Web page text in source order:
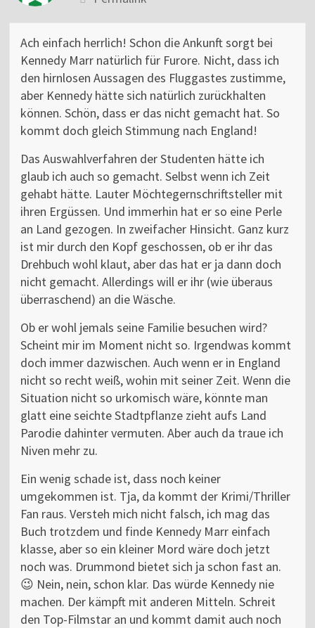
Ach einfach herrlich! Schon die Ankunft sorgt bei
Kennedy Marr natürlich für Furore. Nicht, dass ich
den hirnlosen Aussagen des Fluggastes zustimme,
aber Kennedy hätte sich natürlich zurückhalten
können. Schön, dass er das nicht gemacht hat. So
kommt doch gleich Stimmung nach England!
Das Auswahlverfahren der Studenten hätte ich
glaub ich auch so gemacht. Selbst wenn ich Zeit
gehabt hätte. Lauter Möchtegernschriftsteller mit
ihren Ergüssen. Und immerhin hat er so eine Perle
an Land gezogen. In zweifacher Hinsicht. Ganz kurz
ist mir durch den Kopf geschossen, ob er ihr das
Drehbuch wohl klaut, aber das hat er ja dann doch
nicht gemacht. Allerdings will er ihr (wie überaus
überraschend) an die Wäsche.
Ob er wohl jemals seine Familie besuchen wird?
Scheint mir im Moment nicht so. Irgendwas kommt
doch immer dazwischen. Auch wenn er in England
nicht so recht weiß, wohin mit seiner Zeit. Wenn die
Situation nicht so urkomisch wäre, könnte man
glatt eine seichte Stadtpflanze zieht aufs Land
Parodie dahinter vermuten. Aber auch da traue ich
Niven mehr zu.
Ein wenig schade ist, dass noch keiner
umgekommen ist. Tja, da kommt der Krimi/Thriller
Fan raus. Versteh mich nicht falsch, ich mag das
Buch trotzdem und finde Kennedy Marr einfach
klasse, aber so ein kleiner Mord wäre doch jetzt
noch was. Drummond bietet sich ja schon fast an.
😉 Nein, nein, schon klar. Das würde Kennedy nie
machen. Der kämpft mit anderen Mitteln. Schreit
den Top-Filmstar an und kommt damit auch noch